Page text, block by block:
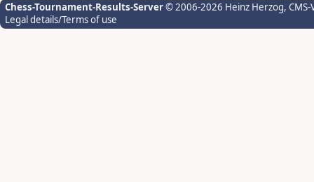
Chess-Tournament-Results-Server© 2006-2026 Heinz Herzog,
Legal details/Terms of use